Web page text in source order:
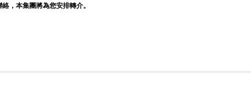
，本集團將為您安排轉介。